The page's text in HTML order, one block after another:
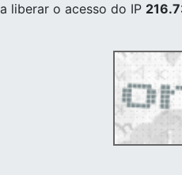
liberar o acesso do IP